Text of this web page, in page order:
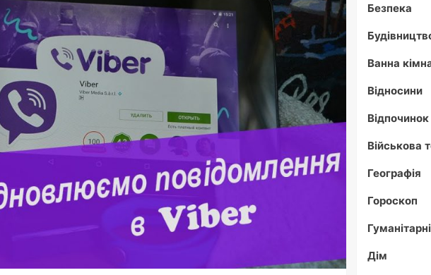
Безпека
Ванна
Відносини
Відпочинок
Військова
Географія
Гороскоп
Дім